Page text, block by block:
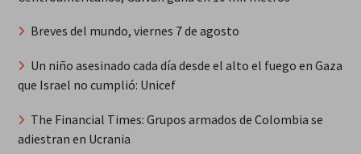
Breves del mundo, viernes 7 de agosto
Un niño asesinado cada día desde el alto el fuego en Gaza
que Israel no cumplió: Unicef
The Financial Times: Grupos armados de Colombia se
adiestran en Ucrania